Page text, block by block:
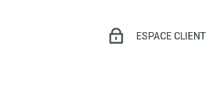
ESPACE CLIENT